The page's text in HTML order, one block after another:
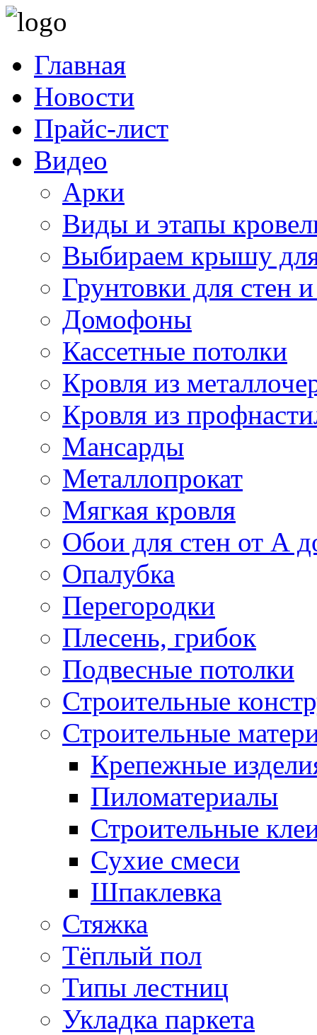
Главная
Новости
Прайс-лист
Видео
Арки
Виды и этапы
Выбираем крышу
Грунтовки для стен
Домофоны
Кассетные потолки
Кровля из
Кровля из
Мансарды
Металлопрокат
Мягкая кровля
Обои для стен от А
Опалубка
Перегородки
Плесень, грибок
Подвесные потолки
Строительные
Строительные
Крепежные
Пиломатериалы
Строительные
Сухие смеси
Шпаклевка
Стяжка
Тёплый пол
Типы лестниц
Укладка паркета